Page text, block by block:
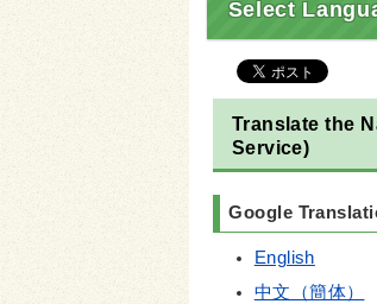
Select
Translate the
Service)
Google
English
中文（簡体）